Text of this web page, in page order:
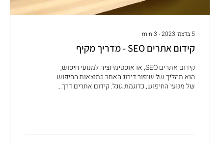
5 בדצמ׳ 2023 ∙
3
min
קידום אתרים SEO - מדריך מקיף
קידום אתרים SEO, או אופטימיזציה למנועי חיפוש,
הוא תהליך של שיפור דירוג האתר בתוצאות החיפוש
של מנועי החיפוש, כדוגמת גוגל. קידום אתרים דרך...